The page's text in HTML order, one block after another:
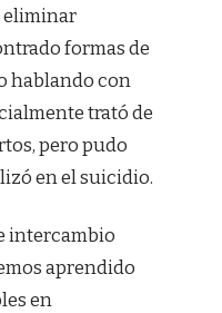
eliminar
formas de
hablando con
trató de
pero pudo
en el suicidio.
intercambio
aprendido
en